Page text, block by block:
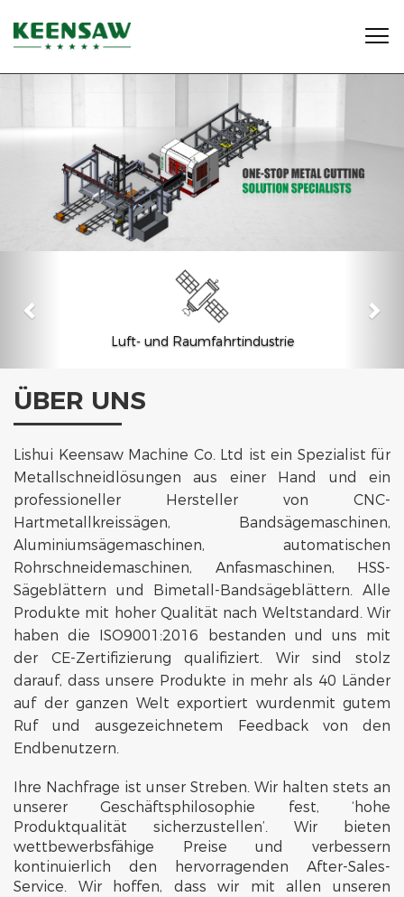

Luft- und Raumfahrtindustrie
ÜBER UNS
Lishui Keensaw Machine Co. Ltd ist ein Spezialist für
Metallschneidlösungen aus einer Hand und ein
professioneller Hersteller von CNC-
Hartmetallkreissägen, Bandsägemaschinen,
Aluminiumsägemaschinen, automatischen
Rohrschneidemaschinen, Anfasmaschinen, HSS-
Sägeblättern und Bimetall-Bandsägeblättern. Alle
Produkte mit hoher Qualität nach Weltstandard. Wir
haben die ISO9001:2016 bestanden und uns mit
der CE-Zertifizierung qualifiziert. Wir sind stolz
darauf, dass unsere Produkte in mehr als 40 Länder
auf der ganzen Welt exportiert wurdenmit gutem
Ruf und ausgezeichnetem Feedback von den
Endbenutzern.
Ihre Nachfrage ist unser Streben. Wir halten stets an
unserer Geschäftsphilosophie fest, ‘hohe
Produktqualität sicherzustellen’. Wir bieten
wettbewerbsfähige Preise und verbessern
kontinuierlich den hervorragenden After-Sales-
Service. Wir hoffen, dass wir mit allen unseren